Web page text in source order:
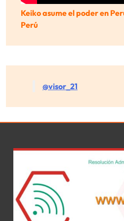
Keiko asume el poder en
Perú
@visor_21